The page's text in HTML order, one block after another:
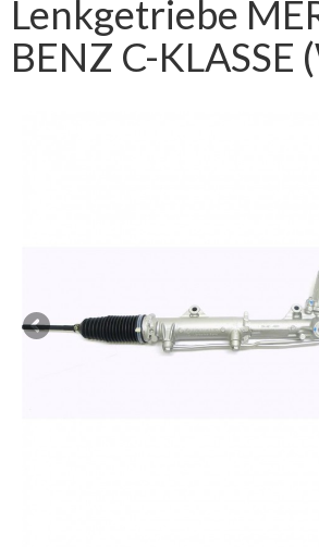
Lenkgetriebe
BENZ C-KLASSE